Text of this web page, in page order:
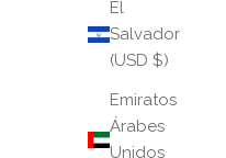
El
Salvador
(USD $)
Emiratos
Árabes
Unidos